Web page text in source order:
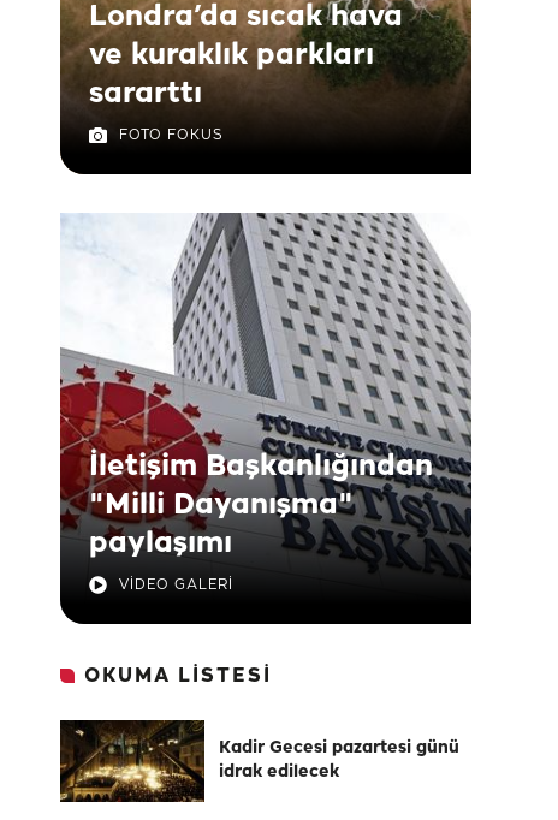
Londra’da sıcak hava
ve kuraklık parkları
sararttı
FOTO FOKUS
İletişim Başkanlığından
"Milli Dayanışma"
paylaşımı
VİDEO GALERİ
OKUMA LİSTESİ
Kadir Gecesi pazartesi günü
idrak edilecek